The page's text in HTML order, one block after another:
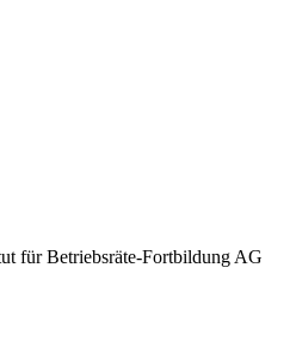
für Betriebsräte-Fortbildung AG